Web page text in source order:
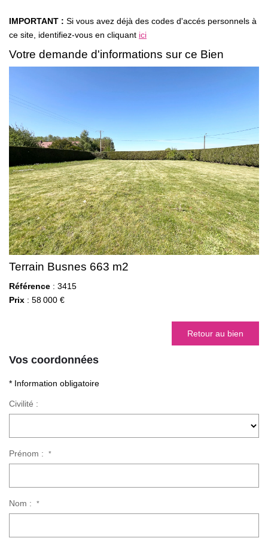
RECRUTEMENT
AGENCE
IMPORTANT : Si vous avez déjà des codes d'accés personnels à
ce site, identifiez-vous en cliquant ici
Votre demande d'informations sur ce Bien
Terrain Busnes 663 m2
Référence : 3415
Prix : 58 000 €
Retour au bien
Vos coordonnées
* Information obligatoire
Civilité :
Prénom : *
Nom : *